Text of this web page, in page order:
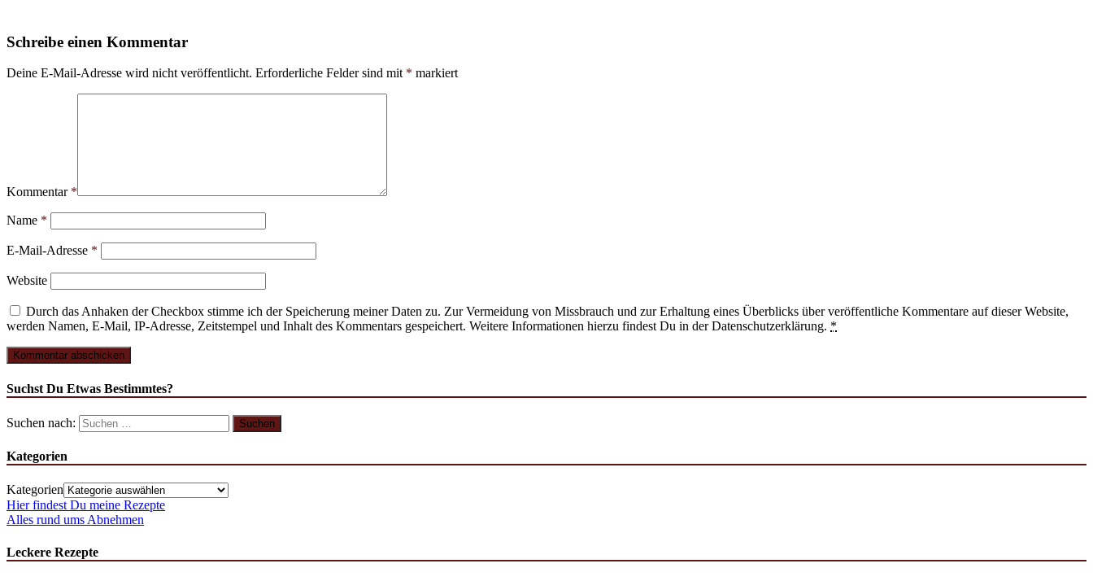
Schreibe einen Kommentar
Deine E-Mail-Adresse wird nicht veröffentlicht. Erforderliche Felder sind mit * markiert
Kommentar *
Name *
E-Mail-Adresse *
Website
Durch das Anhaken der Checkbox stimme ich der Speicherung meiner Daten zu. Zur Vermeidung von Missbrauch und zur Erhaltung eines Überblicks über veröffentliche Kommentare auf dieser Website,
werden Namen, E-Mail, IP-Adresse, Zeitstempel und Inhalt des Kommentars gespeichert. Weitere Informationen hierzu findest Du in der Datenschutzerklärung. *
Suchst Du Etwas Bestimmtes?
Suchen nach:
Kategorien
Kategorien
Hier findest Du meine Rezepte
Alles rund ums Abnehmen
Leckere Rezepte